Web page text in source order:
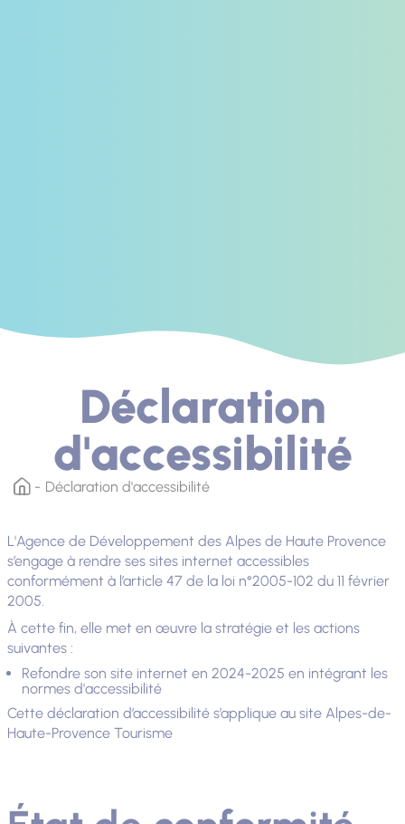
Déclaration
d'accessibilité
Déclaration d'accessibilité
L'Agence de Développement des Alpes de Haute Provence
s’engage à rendre ses sites internet accessibles
conformément à l’article 47 de la loi n°2005-102 du 11 février
2005.
À cette fin, elle met en œuvre la stratégie et les actions
suivantes :
Refondre son site internet en 2024-2025 en intégrant les
normes d'accessibilité
Cette déclaration d’accessibilité s’applique au site Alpes-de-
Haute-Provence Tourisme